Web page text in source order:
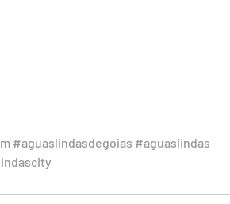
#aguaslindasdegoias #aguaslindas